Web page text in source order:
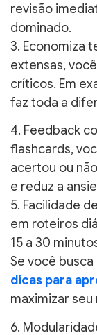
revisão
dominado.
3. Economiza
extensas,
críticos. Em
faz toda a
4. Feedback
flashcards,
acertou ou
e reduz a
5. Facilidade
em roteiros
15 a 30
Se você
dicas para
maximizar
6.